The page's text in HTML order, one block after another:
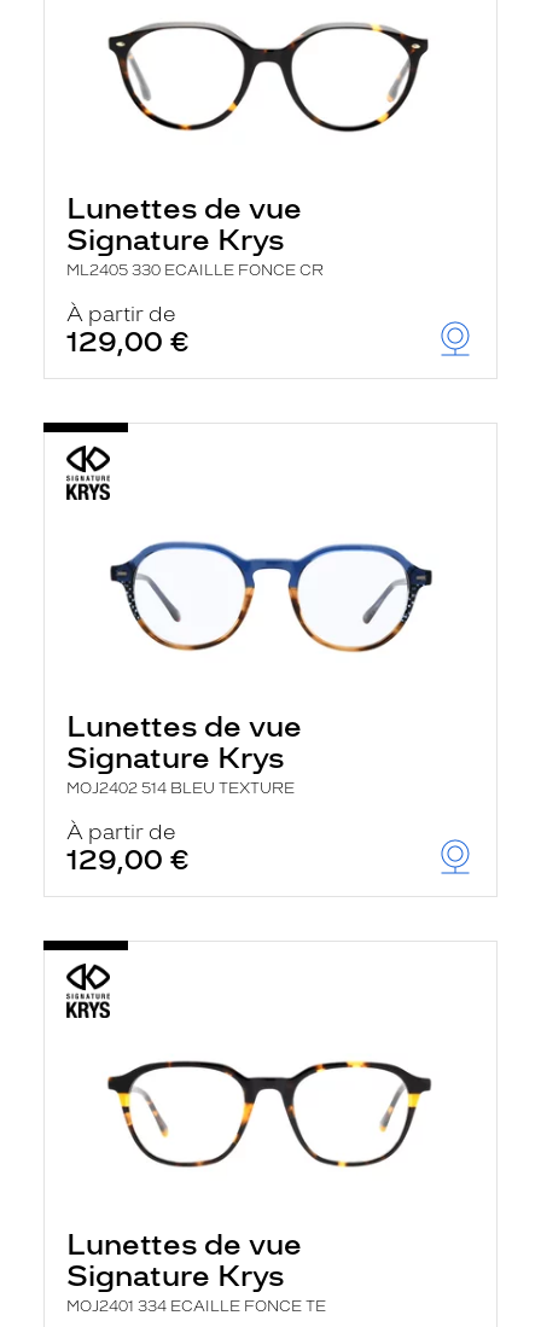
Lunettes de vue
Signature Krys
ML2405 330 ECAILLE FONCE CR
À partir de
129,00 €
Lunettes de vue
Signature Krys
MOJ2402 514 BLEU TEXTURE
À partir de
129,00 €
Lunettes de vue
Signature Krys
MOJ2401 334 ECAILLE FONCE TE